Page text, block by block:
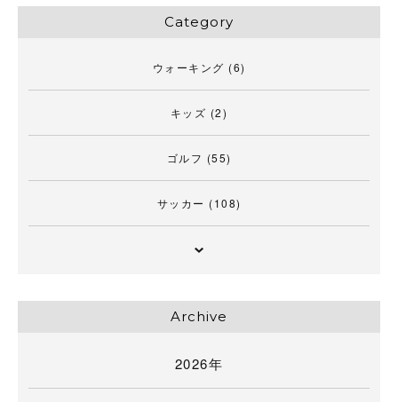
Category
ウォーキング (6)
キッズ (2)
ゴルフ (55)
サッカー (108)
Archive
2026年